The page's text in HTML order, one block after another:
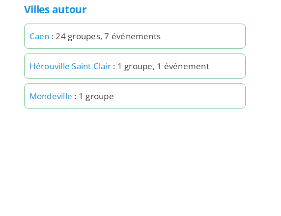
Villes autour
Caen : 24 groupes, 7 événements
Hérouville Saint Clair : 1 groupe, 1 événement
Mondeville : 1 groupe